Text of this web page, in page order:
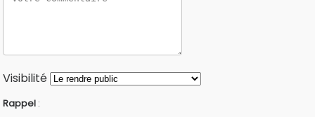
Visibilité
Rappel :